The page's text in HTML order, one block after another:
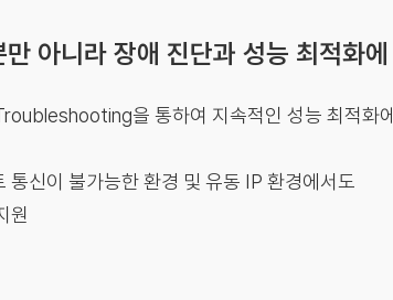
아니라 장애 진단과 성능 최적화에
을 통하여 지속적인 성능 최적화에
통신이 불가능한 환경 및 유동 IP 환경에서도
원